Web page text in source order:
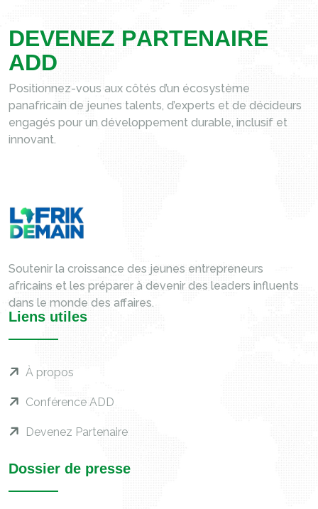
DEVENEZ PARTENAIRE
ADD
Positionnez-vous aux côtés d’un écosystème
panafricain de jeunes talents, d’experts et de décideurs
engagés pour un développement durable, inclusif et
innovant.
Soutenir la croissance des jeunes entrepreneurs
africains et les préparer à devenir des leaders influents
dans le monde des affaires.
Liens utiles
À propos
Conférence ADD
Devenez Partenaire
Dossier de presse